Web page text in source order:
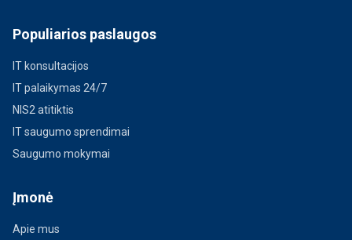
Populiarios paslaugos
IT konsultacijos
IT palaikymas 24/7
NIS2 atitiktis
IT saugumo sprendimai
Saugumo mokymai
Įmonė
Apie mus